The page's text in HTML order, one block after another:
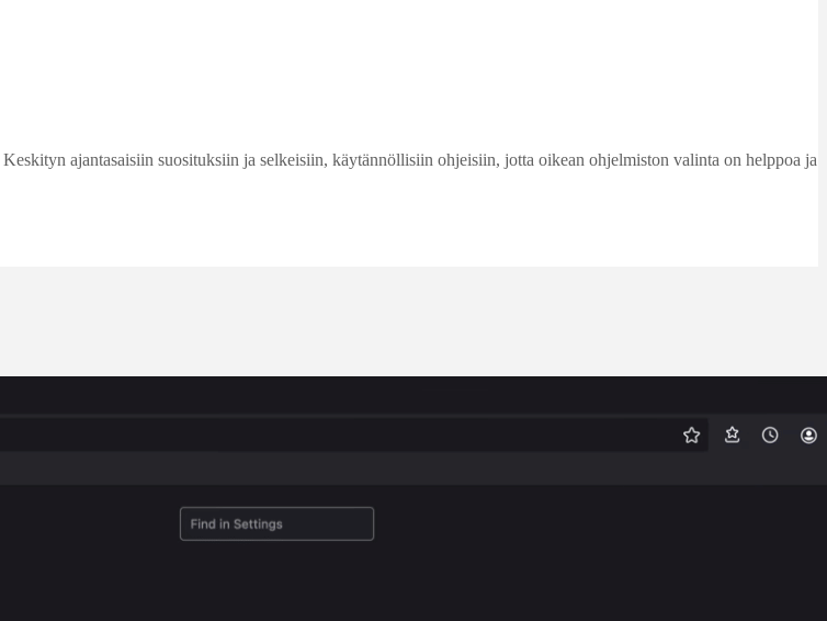
ajantasaisiin suosituksiin ja selkeisiin, käytännöllisiin ohjeisiin, jotta oikean ohjelmiston valinta on helppoa ja